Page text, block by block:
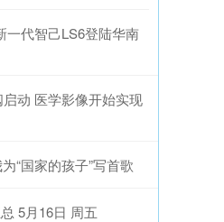
一代智己LS6登陆华南
动 医学影像开始实现
“国家的孩子”写首歌
5月16日 周五